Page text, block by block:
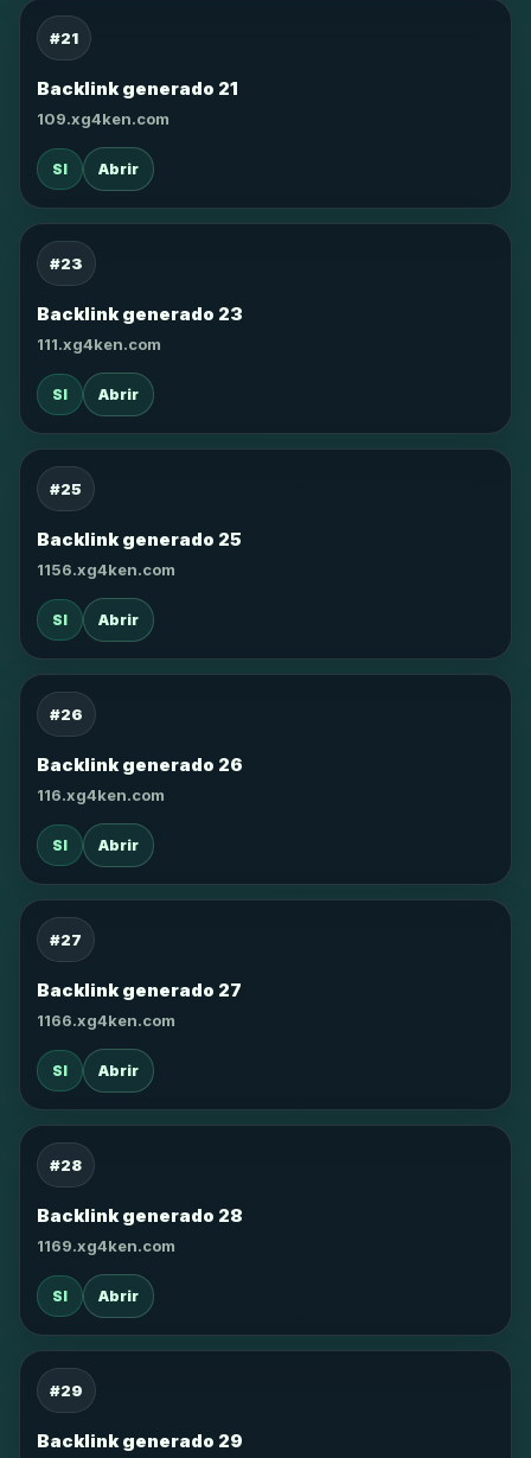
#21
Backlink generado 21
109.xg4ken.com
SI Abrir
#23
Backlink generado 23
111.xg4ken.com
SI Abrir
#25
Backlink generado 25
1156.xg4ken.com
SI Abrir
#26
Backlink generado 26
116.xg4ken.com
SI Abrir
#27
Backlink generado 27
1166.xg4ken.com
SI Abrir
#28
Backlink generado 28
1169.xg4ken.com
SI Abrir
#29
Backlink generado 29